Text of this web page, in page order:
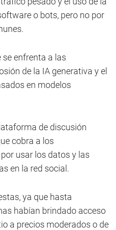
o bots, pero no por
enfrenta a las
de la IA generativa y el
en modelos
de discusión
cobra a los
usar los datos y las
en la red social.
ya que hasta
habían brindado acceso
a precios moderados o de